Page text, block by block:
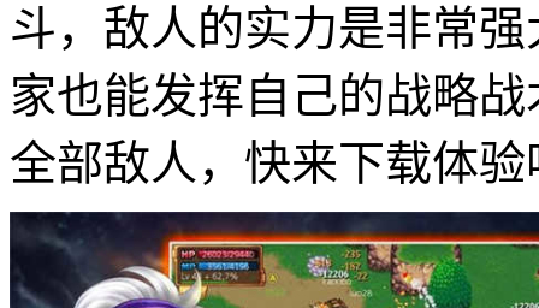
斗，敌人的实力是非常
家也能发挥自己的战略
全部敌人，快来下载体验